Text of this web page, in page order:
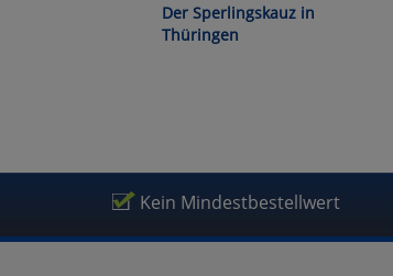
Der Sperlingskauz in
Thüringen
Kein Mindestbestellwert